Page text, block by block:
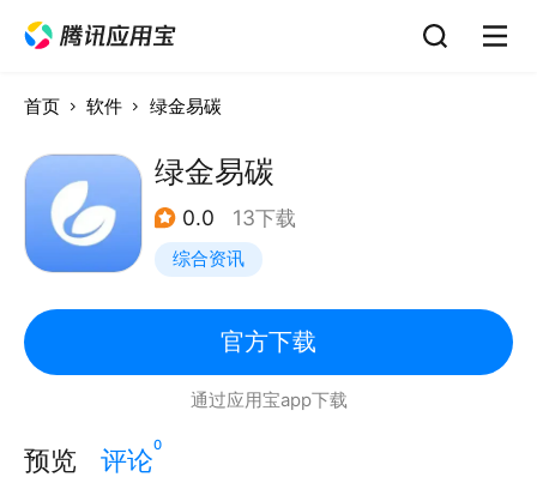
首页 软件 绿金易碳
绿金易碳
0.0 13下载
综合资讯
官方下载
通过应用宝app下载
预览 评论0